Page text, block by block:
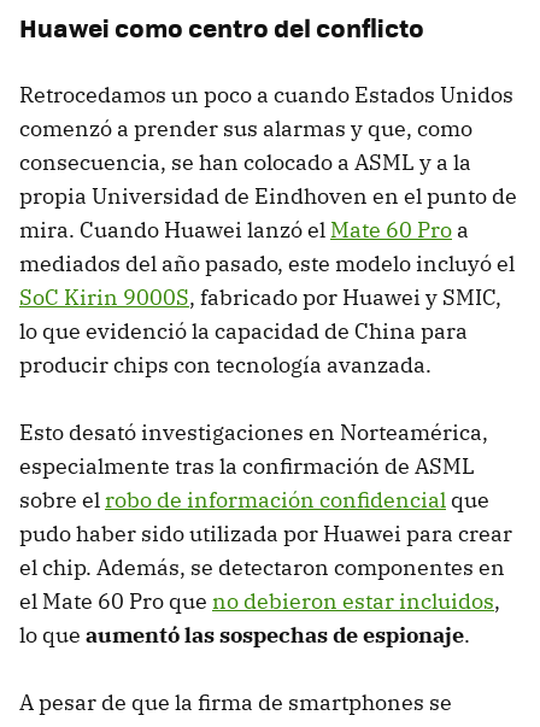
Huawei como centro del conflicto
Retrocedamos un poco a cuando Estados Unidos
comenzó a prender sus alarmas y que, como
consecuencia, se han colocado a ASML y a la
propia Universidad de Eindhoven en el punto de
mira. Cuando Huawei lanzó el Mate 60 Pro a
mediados del año pasado, este modelo incluyó el
SoC Kirin 9000S, fabricado por Huawei y SMIC,
lo que evidenció la capacidad de China para
producir chips con tecnología avanzada.
Esto desató investigaciones en Norteamérica,
especialmente tras la confirmación de ASML
sobre elrobo de información confidencial que
pudo haber sido utilizada por Huawei para crear
el chip. Además, se detectaron componentes en
el Mate 60 Pro que no debieron estar incluidos,
lo que aumentó las sospechas de espionaje.
A pesar de que la firma de smartphones se